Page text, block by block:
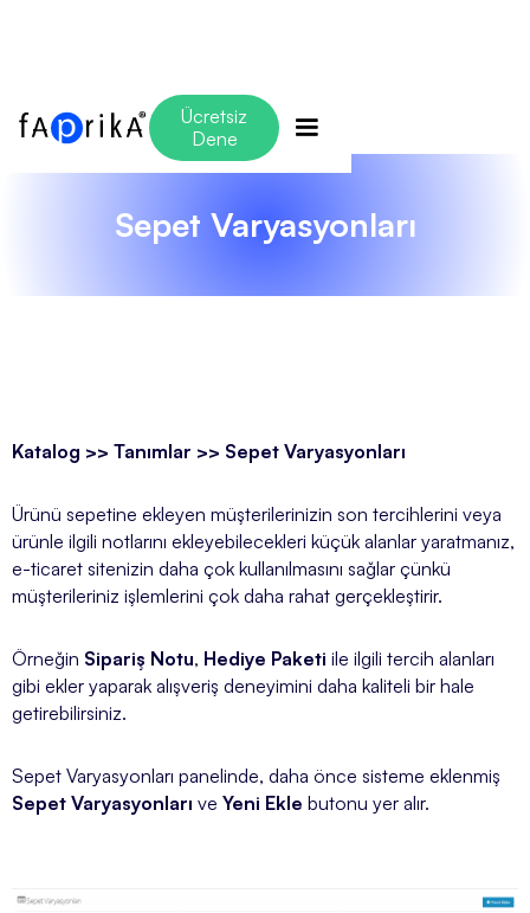
Ücretsiz
Dene
Sepet Varyasyonları
Katalog >> Tanımlar >> Sepet Varyasyonları
Ürünü sepetine ekleyen müşterilerinizin son tercihlerini veya
ürünle ilgili notlarını ekleyebilecekleri küçük alanlar yaratmanız,
e-ticaret sitenizin daha çok kullanılmasını sağlar çünkü
müşterileriniz işlemlerini çok daha rahat gerçekleştirir.
Örneğin Sipariş Notu, Hediye Paketi ile ilgili tercih alanları
gibi ekler yaparak alışveriş deneyimini daha kaliteli bir hale
getirebilirsiniz.
Sepet Varyasyonları panelinde, daha önce sisteme eklenmiş
Sepet Varyasyonları ve Yeni Ekle butonu yer alır.